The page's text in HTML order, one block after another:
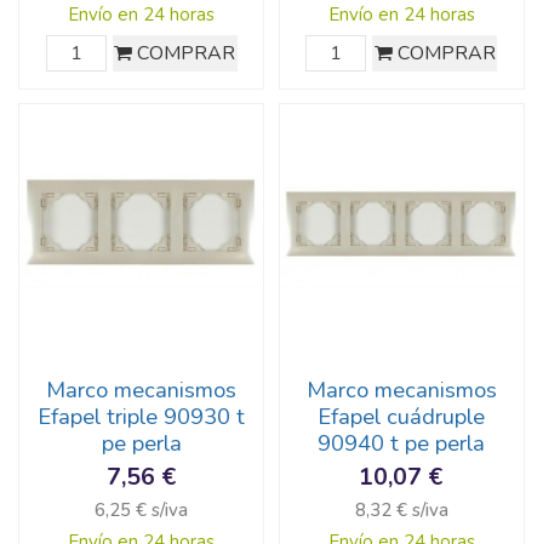
Envío en 24 horas
COMPRAR
Envío en 24 horas
COMPRAR
Marco mecanismos
Efapel triple 90930 t
pe perla
7,56 €
6,25 € s/iva
Marco mecanismos
Efapel cuádruple
90940 t pe perla
10,07 €
8,32 € s/iva